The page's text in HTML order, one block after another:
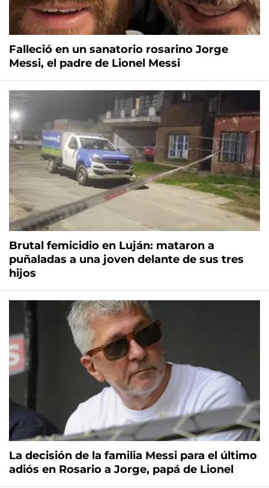
Falleció en un sanatorio rosarino Jorge
Messi, el padre de Lionel Messi
Brutal femicidio en Luján: mataron a
puñaladas a una joven delante de sus tres
hijos
La decisión de la familia Messi para el último
adiós en Rosario a Jorge, papá de Lionel